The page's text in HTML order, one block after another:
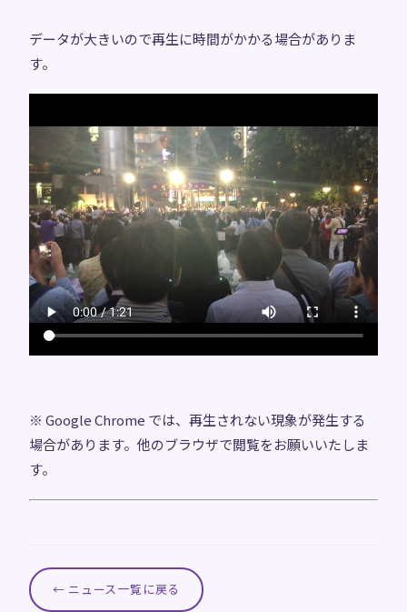
データが大きいので再生に時間がかかる場合がありま
す。
※ Google Chrome では、再生されない現象が発生する
場合があります。他のブラウザで閲覧をお願いいたしま
す。
← ニュース一覧に戻る